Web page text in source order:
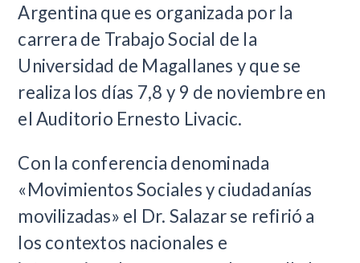
Argentina que es organizada por la
carrera de Trabajo Social de la
Universidad de Magallanes y que se
realiza los días 7,8 y 9 de noviembre en
el Auditorio Ernesto Livacic.
Con la conferencia denominada
«Movimientos Sociales y ciudadanías
movilizadas» el Dr. Salazar se refirió a
los contextos nacionales e